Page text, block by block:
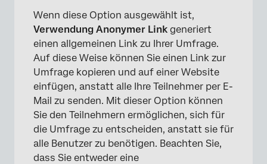
Wenn diese Option ausgewählt ist,
Verwendung Anonymer Link generiert
einen allgemeinen Link zu Ihrer Umfrage.
Auf diese Weise können Sie einen Link zur
Umfrage kopieren und auf einer Website
einfügen, anstatt alle Ihre Teilnehmer per E-
Mail zu senden. Mit dieser Option können
Sie den Teilnehmern ermöglichen, sich für
die Umfrage zu entscheiden, anstatt sie für
alle Benutzer zu benötigen. Beachten Sie,
dass Sie entweder eine